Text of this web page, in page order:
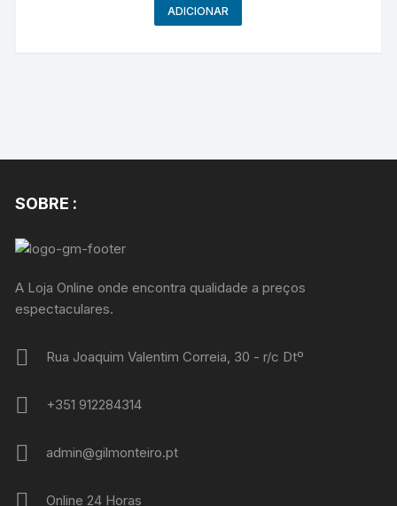
ADICIONAR
SOBRE :
A Loja Online onde encontra qualidade a preços
espectaculares.
Rua Joaquim Valentim Correia, 30 - r/c Dtº
+351 912284314
admin@gilmonteiro.pt
Online 24 Horas